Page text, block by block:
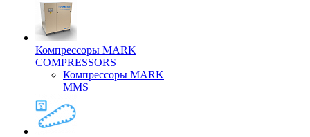
Компрессоры MARK
COMPRESSORS
Компрессоры MARK
MMS